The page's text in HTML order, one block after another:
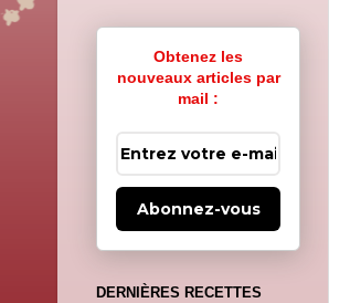
Obtenez les
nouveaux articles par
mail :
Abonnez-vous
DERNIÈRES RECETTES